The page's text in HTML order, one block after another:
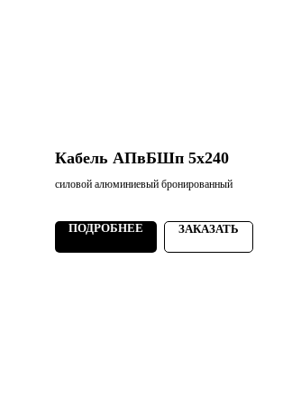
Кабель АПвБШп 5х240
силовой алюминиевый бронированный
ПОДРОБНЕЕ ЗАКАЗАТЬ